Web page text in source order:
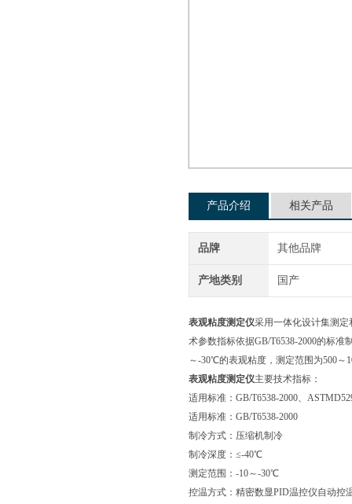
产品介绍 相关产品
品牌 其他品牌
产地类别 国产
表观粘度测定仪采用一体化设计集测
术参数指标依据GB/T6538-2000的标准
～-30℃的表观粘度，测定范围为500～
表观粘度测定仪主要技术指标：
适用标准：GB/T6538-2000、
适用标准：GB/T6538-2000
制冷方式：压缩机制冷
制冷深度：≤-40℃
测定范围：-10～-30℃
控温方式：精密数显PID温控仪自动控